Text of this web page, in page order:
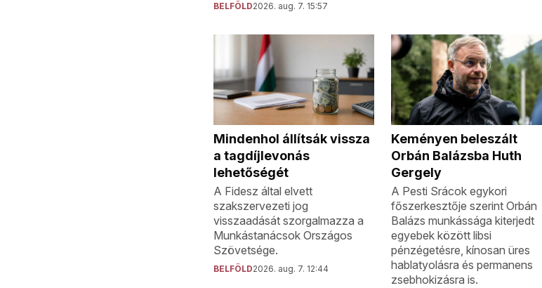
BELFÖLD2026. aug. 7. 15:57
Mindenhol állítsák vissza
a tagdíjlevonás
lehetőségét
A Fidesz által elvett
szakszervezeti jog
visszaadását szorgalmazza a
Munkástanácsok Országos
Szövetsége.
BELFÖLD2026. aug. 7. 12:44
Keményen beleszált
Orbán Balázsba Huth
Gergely
A Pesti Srácok egykori
főszerkesztője szerint Orbán
Balázs munkássága kiterjedt
egyebek között libsi
pénzégetésre, kínosan üres
hablatyolásra és permanens
zsebhokizásra is.